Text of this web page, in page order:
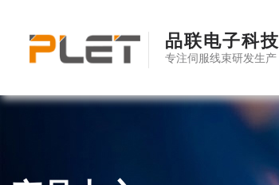
品联电子科技
专注伺服线束研发生产